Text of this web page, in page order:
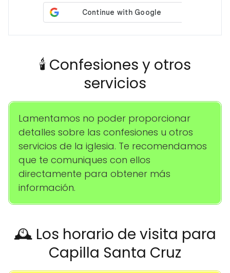
🕯️ Confesiones y otros
servicios
Lamentamos no poder proporcionar
detalles sobre las confesiones u otros
servicios de la iglesia. Te recomendamos
que te comuniques con ellos
directamente para obtener más
información.
🕰️ Los horario de visita para
Capilla Santa Cruz